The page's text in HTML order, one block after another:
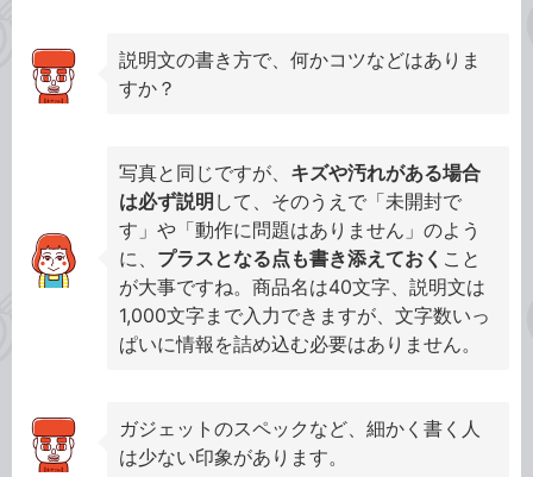
説明文の書き方で、何かコツなどはありま
すか？
写真と同じですが、 キズや汚れがある場合
は必ず説明 して、そのうえで「未開封で
す」や「動作に問題はありません」のよう
に、 プラスとなる点も書き添えておく こと
が大事ですね。商品名は40文字、説明文は
1,000文字まで入力できますが、文字数いっ
ぱいに情報を詰め込む必要はありません。
ガジェットのスペックなど、細かく書く人
は少ない印象があります。